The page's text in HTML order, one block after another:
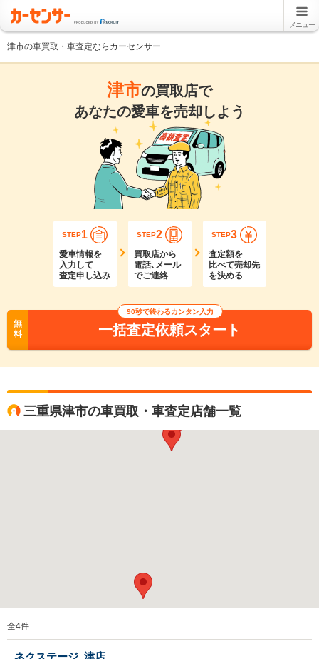
メニュー
津市の車買取・車査定ならカーセンサー
津市の買取店で
あなたの愛車を売却しよう
STEP1
愛車情報を
入力して
査定申し込み
STEP2
買取店から
電話､メール
でご連絡
STEP3
査定額を
比べて売却先
を決める
90秒で終わるカンタン入力
無
料
一括査定依頼スタート
三重県津市の車買取・車査定店舗一覧
全4件
ネクステージ 津店